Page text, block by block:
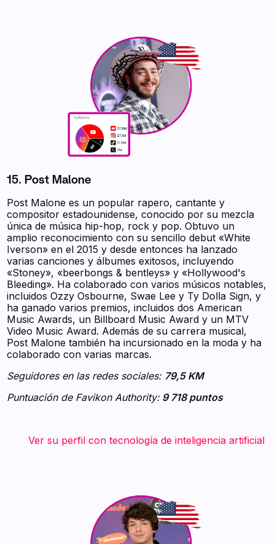
15. Post Malone
Post Malone es un popular rapero, cantante y
compositor estadounidense, conocido por su mezcla
única de música hip-hop, rock y pop. Obtuvo un
amplio reconocimiento con su sencillo debut «White
Iverson» en el 2015 y desde entonces ha lanzado
varias canciones y álbumes exitosos, incluyendo
«Stoney», «beerbongs & bentleys» y «Hollywood's
Bleeding». Ha colaborado con varios músicos notables,
incluidos Ozzy Osbourne, Swae Lee y Ty Dolla Sign, y
ha ganado varios premios, incluidos dos American
Music Awards, un Billboard Music Award y un MTV
Video Music Award. Además de su carrera musical,
Post Malone también ha incursionado en la moda y ha
colaborado con varias marcas.
Seguidores en las redes sociales: 79,5 KM
Puntuación de Favikon Authority:9 718 puntos
‍ ‍ ‍ ‍ ‍ ‍ ‍ Ver su perfil con tecnología de inteligencia artificial